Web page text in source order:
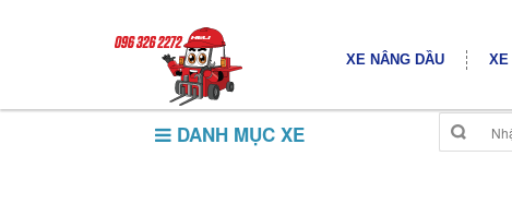
XE NÂNG DẦU XE
DANH MỤC XE